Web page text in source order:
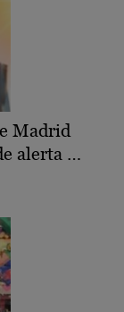
Madrid
alerta …